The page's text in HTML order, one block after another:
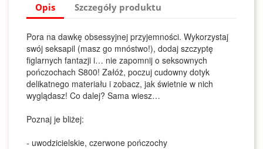
Opis Szczegóły produktu
Pora na dawkę obsessyjnej przyjemności. Wykorzystaj
swój seksapil (masz go mnóstwo!), dodaj szczyptę
figlarnych fantazji i… nie zapomnij o seksownych
pończochach S800! Załóż, poczuj cudowny dotyk
delikatnego materiału i zobacz, jak świetnie w nich
wyglądasz! Co dalej? Sama wiesz…
Poznaj je bliżej:
- uwodzicielskie, czerwone pończochy